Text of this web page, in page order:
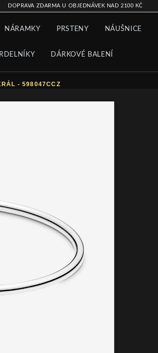
DOPRAVA ZDARMA U OBJEDNÁVEK NAD 2100 KČ
NÁRAMKY PRSTENY NÁUŠNICE
DÁRKOVÉ BALENÍ
- 598047CCZ